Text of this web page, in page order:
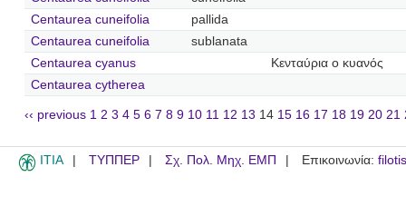
Centaurea cuneifolia
pallida
Centaurea cuneifolia
sublanata
Centaurea cyanus
Κενταύρια ο κυανός
Centaurea cytherea
‹‹ previous 1 2 3 4 5 6 7 8 9 10 11 12 13 14 15 16 17 18 19 20 21
ITIA ΤΥΠΠΕΡ Σχ. Πολ. Μηχ. ΕΜΠ Επικοινωνία: